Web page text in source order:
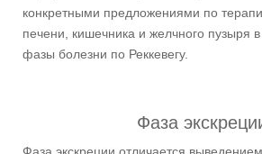
конкретными предложениями по
печени, кишечника и желчного пузыря
фазы болезни по Реккевегу.
Фаза
Фаза экскреции отличается